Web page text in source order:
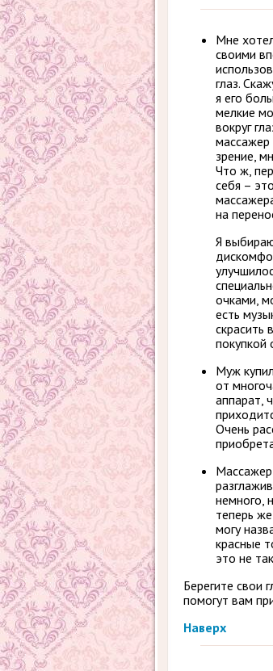
Мне
своими
глаз.
я его
мелкие
вокруг
массажер
зрение,
Что ж,
себя –
на
Я
очками,
есть
скрасить
покупкой
Муж
от
аппарат,
Очень
Массажер
немного,
теперь
могу
красные
это не
Берегите свои
помогут вам
Наверх